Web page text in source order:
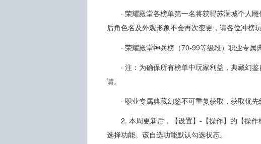
· 荣耀殿堂各榜单第一名将获得苏澜城个人
后角色名及外观形象不会再次变更，请各位冲榜
· 荣耀殿堂神兵榜（70-99等级段）职业专属
· 注：为确保所有榜单中玩家利益，典藏幻
请。
· 职业专属典藏幻鉴不可重复获取，获取优
2. 本周更新后，【设置】-【操作】的【操
选择功能。该自选功能默认勾选状态。